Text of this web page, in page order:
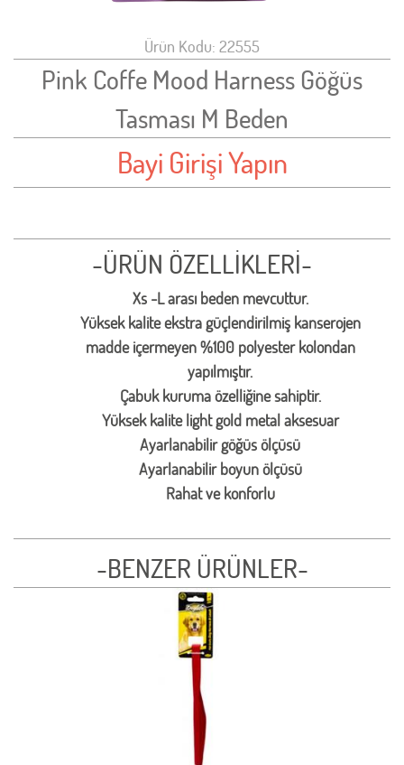
Ürün Kodu: 22555
Pink Coffe Mood Harness Göğüs
Tasması M Beden
Bayi Girişi Yapın
-ÜRÜN ÖZELLİKLERİ-
Xs -L arası beden mevcuttur.
Yüksek kalite ekstra güçlendirilmiş kanserojen
madde içermeyen %100 polyester kolondan
yapılmıştır.
Çabuk kuruma özelliğine sahiptir.
Yüksek kalite light gold metal aksesuar
Ayarlanabilir göğüs ölçüsü
Ayarlanabilir boyun ölçüsü
Rahat ve konforlu
-BENZER ÜRÜNLER-